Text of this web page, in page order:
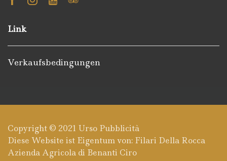
Facebook
Instagram
YoutubeTripadvisor
Link
Verkaufsbedingungen
Copyright © 2021 Urso Pubblicità
Diese Website ist Eigentum von: Filari Della Rocca
Azienda Agricola di Benanti Ciro